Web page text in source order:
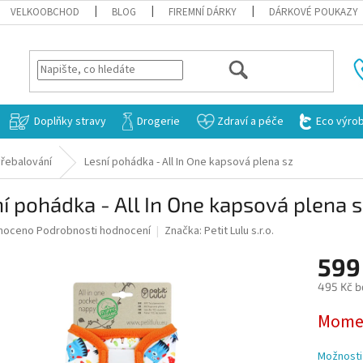
VELKOOBCHOD BLOG FIREMNÍ DÁRKY DÁRKOVÉ POUKAZY
HLEDAT
Doplňky stravy Drogerie Zdraví a péče Eco
Lesní pohádka - All In One kapsová plena sz
pohádka - All In One kapsová plena
Podrobnosti hodnocení Značka: Petit Lulu s.r.o.
495 Kč
cena: